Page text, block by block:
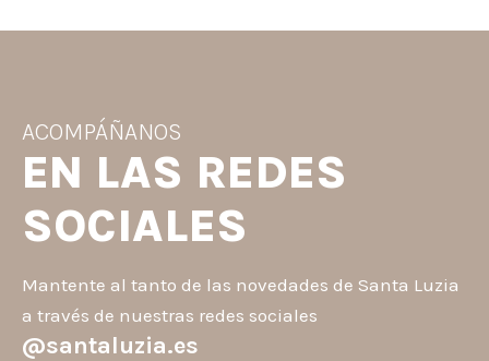
ACOMPÁÑANOS
EN LAS REDES
SOCIALES
Mantente al tanto de las novedades de Santa Luzia
a través de nuestras redes sociales
@santaluzia.es